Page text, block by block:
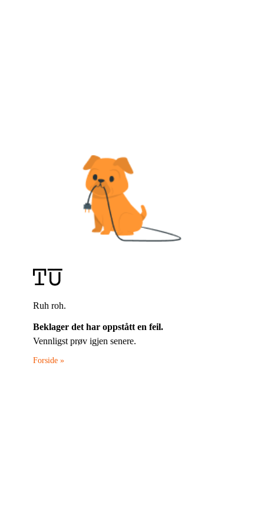
Ruh roh.
Beklager det har oppstått en feil.
Vennligst prøv igjen senere.
Forside »